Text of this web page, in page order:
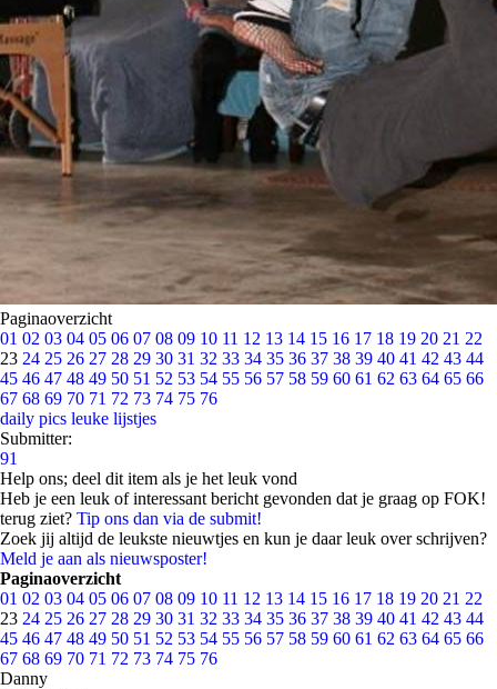
Paginaoverzicht
01 02 03 04 05 06 07 08 09 10 11 12 13 14 15 16 17 18 19 20 21 22
23 24 25 26 27 28 29 30 31 32 33 34 35 36 37 38 39 40 41 42 43 44
45 46 47 48 49 50 51 52 53 54 55 56 57 58 59 60 61 62 63 64 65 66
67 68 69 70 71 72 73 74 75 76
daily pics leuke lijstjes
Submitter:
91
Help ons; deel dit item als je het leuk vond
Heb je een leuk of interessant bericht gevonden dat je graag op FOK!
terug ziet? Tip ons dan via de submit!
Zoek jij altijd de leukste nieuwtjes en kun je daar leuk over schrijven?
Meld je aan als nieuwsposter!
Paginaoverzicht
01 02 03 04 05 06 07 08 09 10 11 12 13 14 15 16 17 18 19 20 21 22
23 24 25 26 27 28 29 30 31 32 33 34 35 36 37 38 39 40 41 42 43 44
45 46 47 48 49 50 51 52 53 54 55 56 57 58 59 60 61 62 63 64 65 66
67 68 69 70 71 72 73 74 75 76
Danny